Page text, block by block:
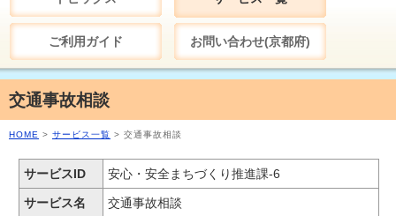
ご利用ガイド お問い合わせ(京都府)
交通事故相談
HOME > サービス一覧 > 交通事故相談
サービスID 安心・安全まちづくり推進課-6
サービス名 交通事故相談